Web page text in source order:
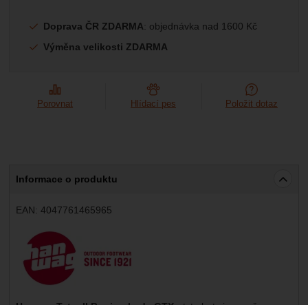
Doprava ČR ZDARMA: objednávka nad 1600 Kč
Výměna velikosti ZDARMA
Porovnat Hlídací pes Položit dotaz
Informace o produktu
EAN: 4047761465965
Výrobce: